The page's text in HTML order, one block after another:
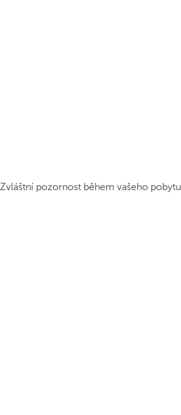
Zvláštní pozornost během vašeho pobytu